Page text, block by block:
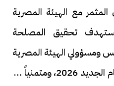
مع الهيئة المصرية
تحقيق المصلحة
ومسؤولي الهيئة المصرية
للشراء الموحد بمناسبة العام الجديد 2026، ومتمنياً أن